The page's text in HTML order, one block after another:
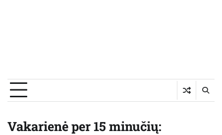
Vakarienė per 15 minučių: